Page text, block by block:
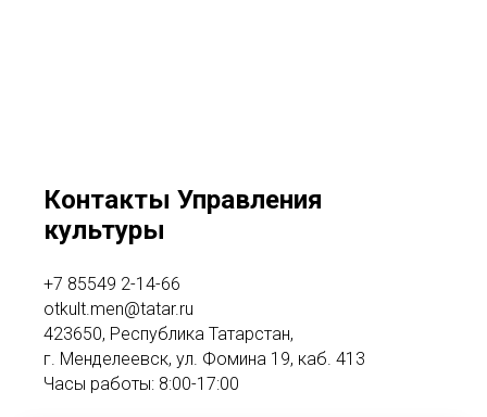
Контакты Управления
культуры
+7 85549 2-14-66
otkult.men@tatar.ru
423650, Республика Татарстан,
г. Менделеевск, ул. Фомина 19, каб. 413
Часы работы: 8:00-17:00